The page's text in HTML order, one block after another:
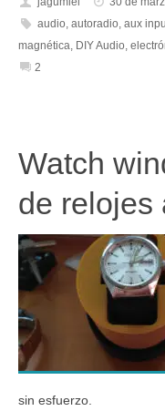
audio, autoradio, aux
magnética, DIY Audio,
2
Watch
de relojes
sin esfuerzo.